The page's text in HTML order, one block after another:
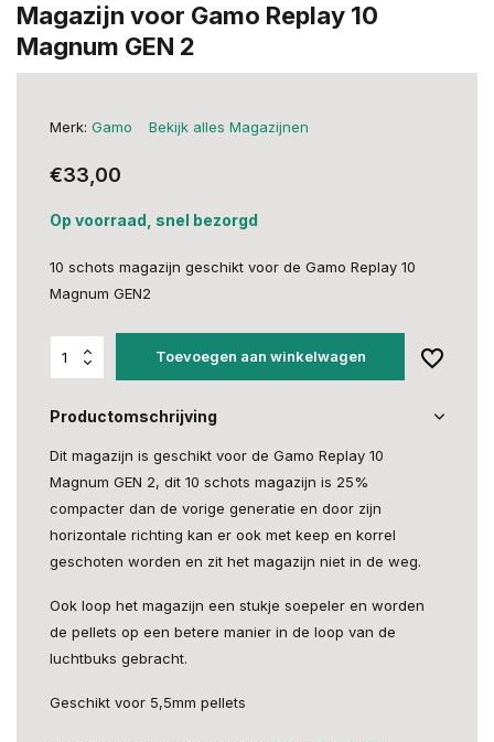
Magazijn voor Gamo Replay 10
Magnum GEN 2
Merk: Gamo Bekijk alles Magazijnen
€33,00
Op voorraad, snel bezorgd
10 schots magazijn geschikt voor de Gamo Replay 10
Magnum GEN2
Toevoegen aan winkelwagen
Productomschrijving
Dit magazijn is geschikt voor de Gamo Replay 10
Magnum GEN 2, dit 10 schots magazijn is 25%
compacter dan de vorige generatie en door zijn
horizontale richting kan er ook met keep en korrel
geschoten worden en zit het magazijn niet in de weg.
Ook loop het magazijn een stukje soepeler en worden
de pellets op een betere manier in de loop van de
luchtbuks gebracht.
Geschikt voor 5,5mm pellets